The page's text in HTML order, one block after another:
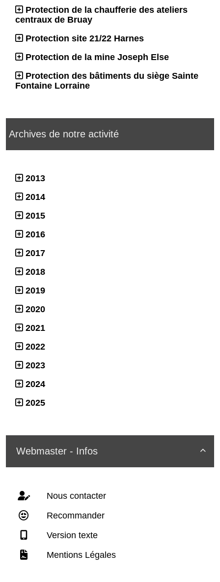
Protection de la chaufferie des ateliers
centraux de Bruay
Protection site 21/22 Harnes
Protection de la mine Joseph Else
Protection des bâtiments du siège Sainte
Fontaine Lorraine
Archives de notre activité
2013
2014
2015
2016
2017
2018
2019
2020
2021
2022
2023
2024
2025

Webmaster - Infos
Nous contacter
Recommander
Version texte
Mentions Légales